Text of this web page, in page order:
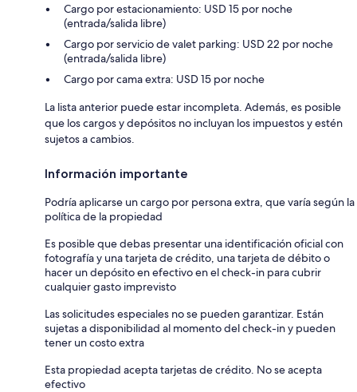
Cargo por estacionamiento: USD 15 por noche
(entrada/salida libre)
Cargo por servicio de valet parking: USD 22 por noche
(entrada/salida libre)
Cargo por cama extra: USD 15 por noche
La lista anterior puede estar incompleta. Además, es posible
que los cargos y depósitos no incluyan los impuestos y estén
sujetos a cambios.
Información importante
Podría aplicarse un cargo por persona extra, que varía según la
política de la propiedad
Es posible que debas presentar una identificación oficial con
fotografía y una tarjeta de crédito, una tarjeta de débito o
hacer un depósito en efectivo en el check-in para cubrir
cualquier gasto imprevisto
Las solicitudes especiales no se pueden garantizar. Están
sujetas a disponibilidad al momento del check-in y pueden
tener un costo extra
Esta propiedad acepta tarjetas de crédito. No se acepta
efectivo